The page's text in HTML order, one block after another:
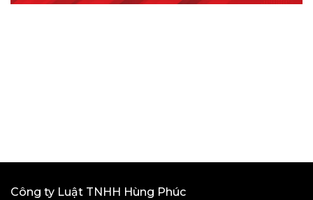
Công ty Luật TNHH Hùng Phúc